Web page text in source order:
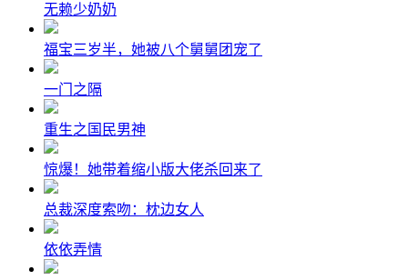
无赖少奶奶
福宝三岁半，她被八个舅舅团宠了
一门之隔
重生之国民男神
惊爆！她带着缩小版大佬杀回来了
总裁深度索吻：枕边女人
依依弄情